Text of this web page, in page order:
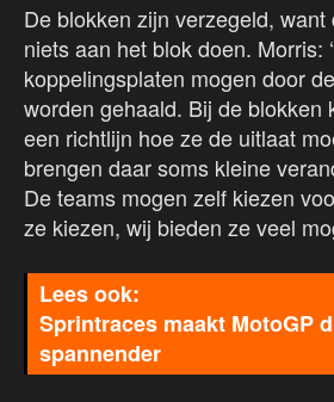
De blokken zijn verzegeld,
niets aan het blok doen. Morris:
koppelingsplaten mogen door
worden gehaald. Bij de blokken
een richtlijn hoe ze de uitlaat
brengen daar soms kleine
De teams mogen zelf kiezen
ze kiezen, wij bieden ze veel
Sprintraces maakt MotoGP
spannender